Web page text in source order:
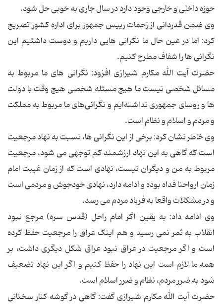
حوزه داخلی و خارجی وجود دارد در سال جاری به خوبی حل شود.
وی ضمن قدردانی از زحمات رییس جمهور برای اداره کشور تصریح
کرد: اما در عین حال ما نگرانی هایی داریم و دوست داشتیم این
نگرانی ها را شفاف مطرح کنیم.
حضرت آیت الله مکارم شیرازی افزود: نگرانی های ما مربوط به
مسائل شخصی نیست ما هیچ مسئله شخصی هیچ وقت با دولت
ها و روسای جمهوری نداشته‌ایم و نگرانی‌های ما مربوط به مملکت
و مردم و اسلام و نظام است.
وی خاطر نشان کرد: برخی از این نگرانی ها، نسبت به نهاد مرجعیت
است که گاهی به این نهاد ارزشمند کم توجهی می شود، مرجعیت
مربوط به من و دیگران نیست، نهادی است که از زمان غیبت امام
زمان ارواحنا فداه بوده و ادامه دارد، نهادی خودجوش و مردمی است
و در مشکلات واقعا به فریاد مردم می رسد.
وی ادامه داد: به یقین اگر امام راحل (قدس سره) مرجع نبود
انقلاب به ثمر نمی رسید و هم اینک عراق را مرجعیت حفظ کرده
است و اگر مرجعیت در عراق نبود عراق شکل دیگری داشت، بر
همه ما لازم است این نهاد را حفظ کنیم و اگر این نهاد تضعیف
شود به ضرر مردم، نظام و ضرر اسلام است.
حضرت آیت الله مکارم شیرازی گفت: گاهی در گوشه کنار سخنانی